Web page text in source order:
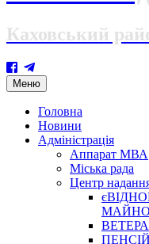
Каховський
Меню Skip
to
content
Головна
Новини
Адміністрація
Аппарат МВА
Міська рада
Центр
МАЙНО